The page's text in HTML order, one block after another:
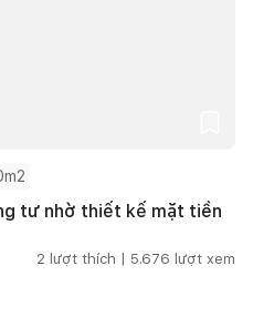
tư nhờ thiết kế mặt tiền
2 lượt thích | 5.676 lượt xem